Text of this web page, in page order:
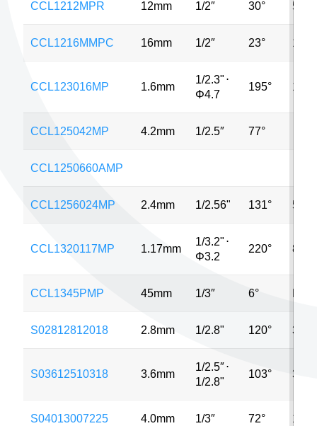
CCL1212MPR 12mm 1/2″ 30° 5MP
CCL1216MMPC 16mm 1/2″ 23°
CCL123016MP 1.6mm
1/2.3" ⋅
Φ4.7
195°
CCL125042MP 4.2mm 1/2.5″ 77°
CCL1250660AMP
CCL1256024MP 2.4mm 1/2.56" 131° 5MP
CCL1320117MP 1.17mm
1/3.2" ⋅
Φ3.2
220° 8MP
CCL1345PMP 45mm 1/3″ 6°
S02812812018 2.8mm 1/2.8" 120° 3MP
S03612510318 3.6mm
1/2.5″⋅
1/2.8"
103° 3MP
S04013007225 4.0mm 1/3″ 72°